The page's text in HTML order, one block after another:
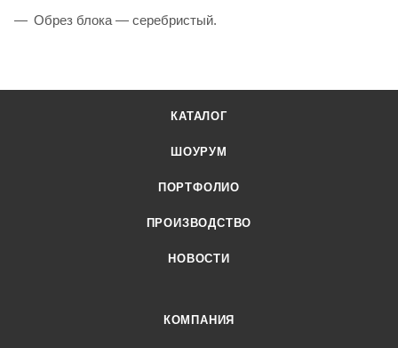
Обрез блока — серебристый.
КАТАЛОГ
ШОУРУМ
ПОРТФОЛИО
ПРОИЗВОДСТВО
НОВОСТИ
КОМПАНИЯ